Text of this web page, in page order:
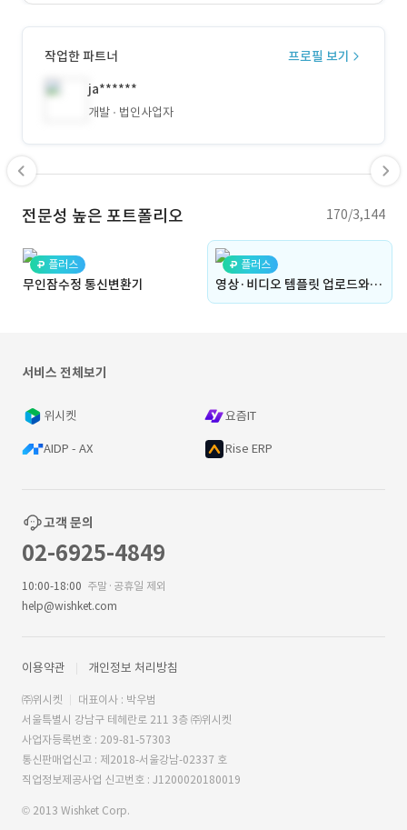
작업한 파트너
프로필 보기
ja******
개발 법인사업자
전문성 높은 포트폴리오 170/3,144
플러스
무인잠수정 통신변환기
플러스
영상·비디오 템플릿 업로드와 영상 템플릿 다운로드 플랫폼(모션엘리먼츠, 모션어레이와 유사)(작가, 오픈마켓, 입점몰, 쇼핑몰, 콘텐츠, 정산, 업로드, 판매, 구독, 전문가)
서비스 전체보기
위시켓 요즘IT
AIDP - AX Rise ERP
고객 문의
02-6925-4849
10:00-18:00 주말·공휴일 제외
help@wishket.com
이용약관 개인정보 처리방침
㈜위시켓
대표이사 : 박우범
서울특별시 강남구 테헤란로 211 3층 ㈜위시켓
사업자등록번호 : 209-81-57303
통신판매업신고 : 제2018-서울강남-02337 호
직업정보제공사업 신고번호 : J1200020180019
© 2013 Wishket Corp.